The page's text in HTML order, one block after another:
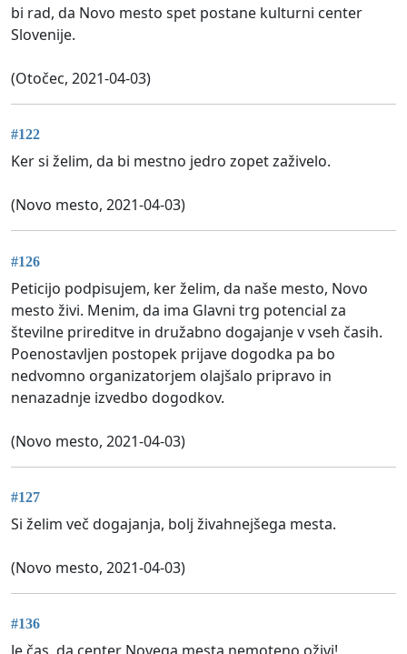
bi rad, da Novo mesto spet postane kulturni center
Slovenije.
(Otočec, 2021-04-03)
#122
Ker si želim, da bi mestno jedro zopet zaživelo.
(Novo mesto, 2021-04-03)
#126
Peticijo podpisujem, ker želim, da naše mesto, Novo
mesto živi. Menim, da ima Glavni trg potencial za
številne prireditve in družabno dogajanje v vseh časih.
Poenostavljen postopek prijave dogodka pa bo
nedvomno organizatorjem olajšalo pripravo in
nenazadnje izvedbo dogodkov.
(Novo mesto, 2021-04-03)
#127
Si želim več dogajanja, bolj živahnejšega mesta.
(Novo mesto, 2021-04-03)
#136